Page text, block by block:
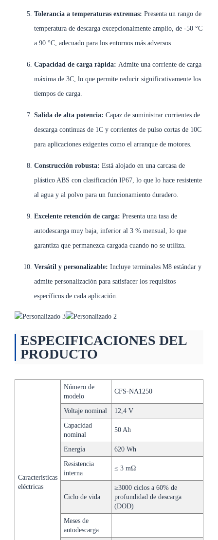
Tolerancia a temperaturas extremas: Presenta un rango de
temperatura de descarga excepcionalmente amplio, de -50 °C
a 90 °C, adecuado para los entornos más adversos.
Capacidad de carga rápida: Admite una corriente de carga
máxima de 3C, lo que permite reducir significativamente los
tiempos de carga.
Salida de alta potencia: Capaz de suministrar corrientes de
descarga continuas de 1C y corrientes de pulso cortas de 10C
para aplicaciones exigentes como el arranque de motores.
Construcción robusta: Está alojado en una carcasa de
plástico ABS con clasificación IP67, lo que lo hace resistente
al agua y al polvo para un funcionamiento duradero.
Excelente retención de carga: Presenta una tasa de
autodescarga muy baja, inferior al 3 % mensual, lo que
garantiza que permanezca cargada cuando no se utiliza.
Versátil y personalizable: Incluye terminales M8 estándar y
admite personalización para satisfacer los requisitos
específicos de cada aplicación.
ESPECIFICACIONES DEL
PRODUCTO
Características
eléctricas
Número de
modelo
CFS-NA1250
Voltaje nominal
12,4 V
Capacidad
nominal
50 Ah
Energía
620 Wh
Resistencia
interna
≤ 3 mΩ
Ciclo de vida
≥3000 ciclos a 60% de
profundidad de descarga
(DOD)
Meses de
autodescarga